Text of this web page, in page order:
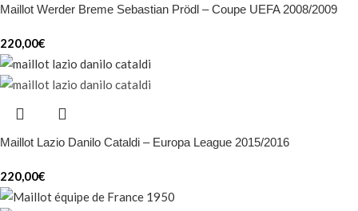
Maillot Werder Breme Sebastian Prödl – Coupe UEFA 2008/2009
220,00€
Maillot Lazio Danilo Cataldi – Europa League 2015/2016
220,00€